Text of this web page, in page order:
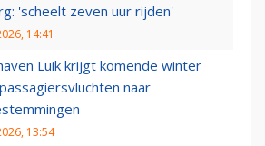
'scheelt zeven uur rijden'
14:41
Luik krijgt komende winter
naar
13:54